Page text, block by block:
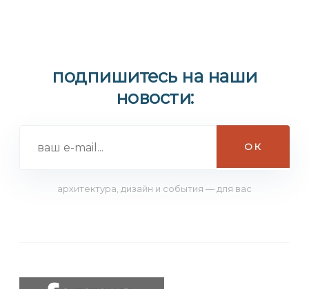
подпишитесь на наши
новости:
архитектура, дизайн и события — для вас